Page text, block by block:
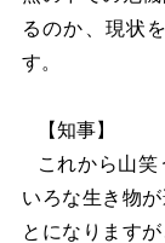
るのか、現状
す。
【知事】
これから山
いろな生き物
とになります